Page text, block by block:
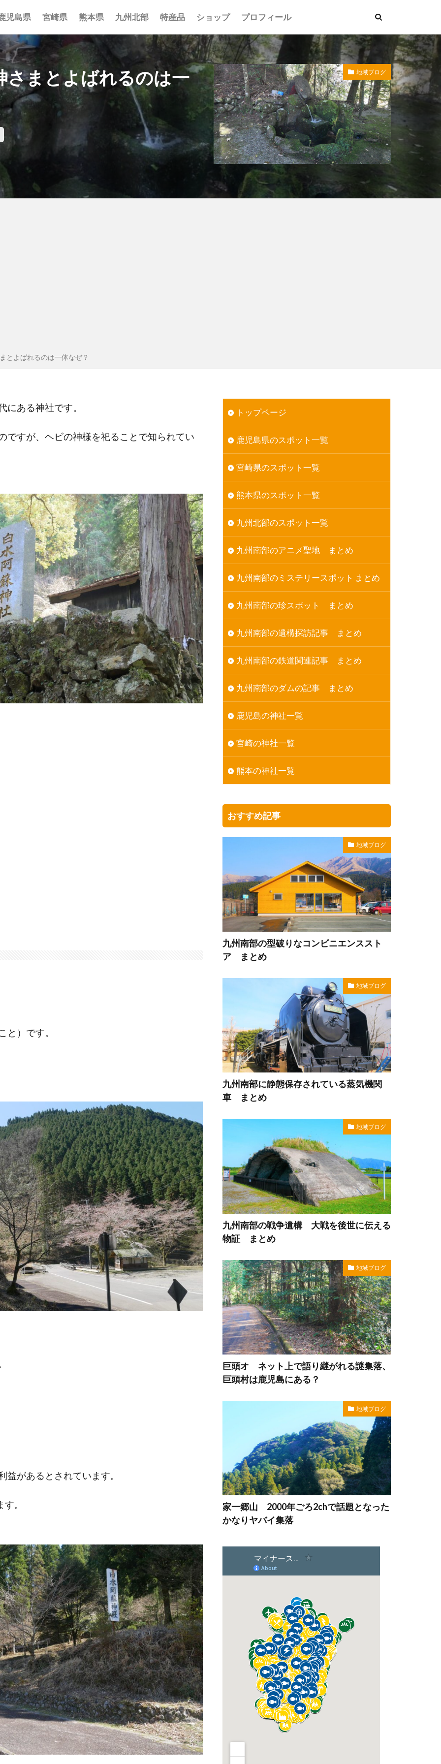
まとめ
ット まとめ
めとめ
とめ
め
覧
児島県 宮崎県 熊本県 九州北部 特産品 ショップ プロフィール
まとよばれるのは一 地域ブログ
よばれるのは一体なぜ？
ある神社です。
ですが、ヘビの神様を祀ることで知られてい
）です。
があるとされています。
。
トップページ
鹿児島県のスポット一覧
宮崎県のスポット一覧
熊本県のスポット一覧
九州北部のスポット一覧
九州南部のアニメ聖地 まとめ
九州南部のミステリースポット まとめ
九州南部の珍スポット まとめ
九州南部の遺構探訪記事 まとめ
九州南部の鉄道関連記事 まとめ
九州南部のダムの記事 まとめ
鹿児島の神社一覧
宮崎の神社一覧
熊本の神社一覧
おすすめ記事
地域ブログ
九州南部の型破りなコンビニエンススト
ア まとめ
地域ブログ
九州南部に静態保存されている蒸気機関
車 まとめ
地域ブログ
九州南部の戦争遺構 大戦を後世に伝える
物証 まとめ
地域ブログ
巨頭オ ネット上で語り継がれる謎集落、
巨頭村は鹿児島にある？
地域ブログ
家一郷山 2000年ごろ2chで話題となった
かなりヤバイ集落